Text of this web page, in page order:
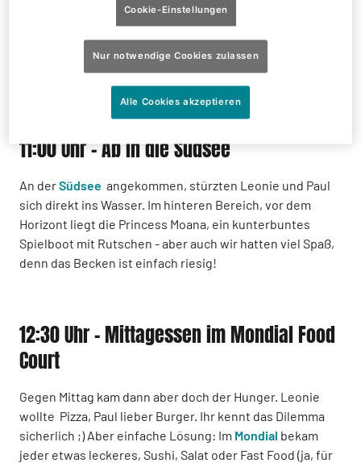
11:00 Uhr - Ab in die Südsee
An derSüdsee angekommen, stürzten Leonie und Paul
sich direkt ins Wasser. Im hinteren Bereich, vor dem
Horizont liegt die Princess Moana, ein kunterbuntes
Spielboot mit Rutschen - aber auch wir hatten viel Spaß,
denn das Becken ist einfach riesig!
12:30 Uhr - Mittagessen im Mondial Food
Court
Gegen Mittag kam dann aber doch der Hunger. Leonie
wollte Pizza, Paul lieber Burger. Ihr kennt das Dilemma
sicherlich ;) Aber einfache Lösung: Im Mondial bekam
jeder etwas leckeres, Sushi, Salat oder Fast Food (ja, für
Cookie-Einstellungen
Nur notwendige Cookies zulassen
Alle Cookies akzeptieren